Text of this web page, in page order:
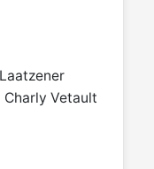
Vetault